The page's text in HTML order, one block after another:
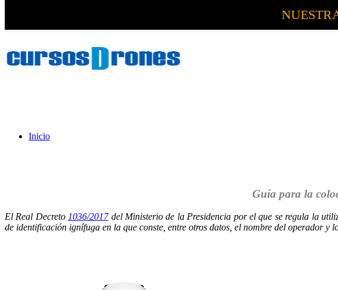
Inicio
Guía para la
El Real Decreto1036/2017del Ministerio de la Presidencia por el que se regula la
de identificación ignífuga en la que conste, entre otros datos, el nombre del operador y